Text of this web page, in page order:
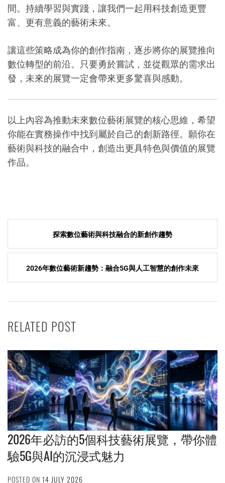
間。持續學習與實踐，讓我們一起用科技創造更豐
富、更有意義的藝術未來。
讓這些策略成為你的創作指南，逐步將你的展覽推向
數位轉型的前沿。只要勇於嘗試，並從觀眾的需求出
發，未來的展覽一定會帶來更多驚喜與感動。
以上內容為推動未來數位藝術展覽的核心思維，希望
你能在實務操作中找到屬於自己的創新路徑。願你在
藝術與科技的融合中，創造出更具特色與價值的展覽
作品。
Post
navigation
探索數位藝術與科技融合的新創作趨勢
2026年數位藝術新趨勢：融合5G與人工智慧的創作未來
RELATED POST
2026年必訪的5個科技藝術展覽，帶你體
驗5G與AI的沉浸式魅力
POSTED ON 14 JULY 2026